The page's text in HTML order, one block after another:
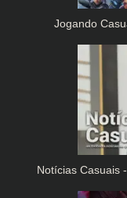
Jogando
Notícias Casuais